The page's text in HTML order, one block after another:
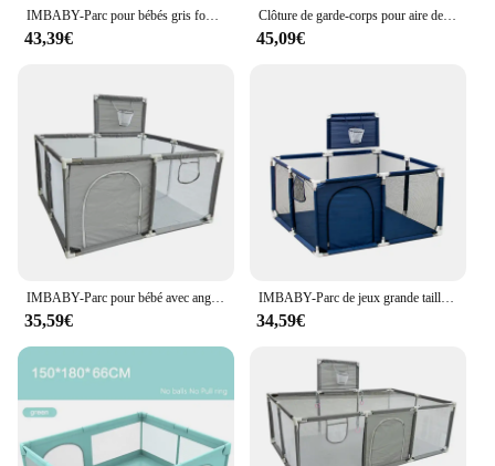
IMBABY-Parc pour bébés gris foncé, barrière de protection pour aire de jeux, clôture de jeu, boîte à balles, haute qualité
43,39€
Clôture de garde-corps pour aire de jeux, lit d'enfant modulaire pliable, protection des bords du parc pour bébé, parc pour enfants, sécurité
45,09€
IMBABY-Parc pour bébé avec angle de protection, jeux d'intérieur, aire de jeux, dessin animé
35,59€
IMBABY-Parc de jeux grande taille pour bébé, aire de jeux pour bébé, sécurité infantile, piscine sèche de bar, bas pour nouveau-né, activité de jeu
34,59€